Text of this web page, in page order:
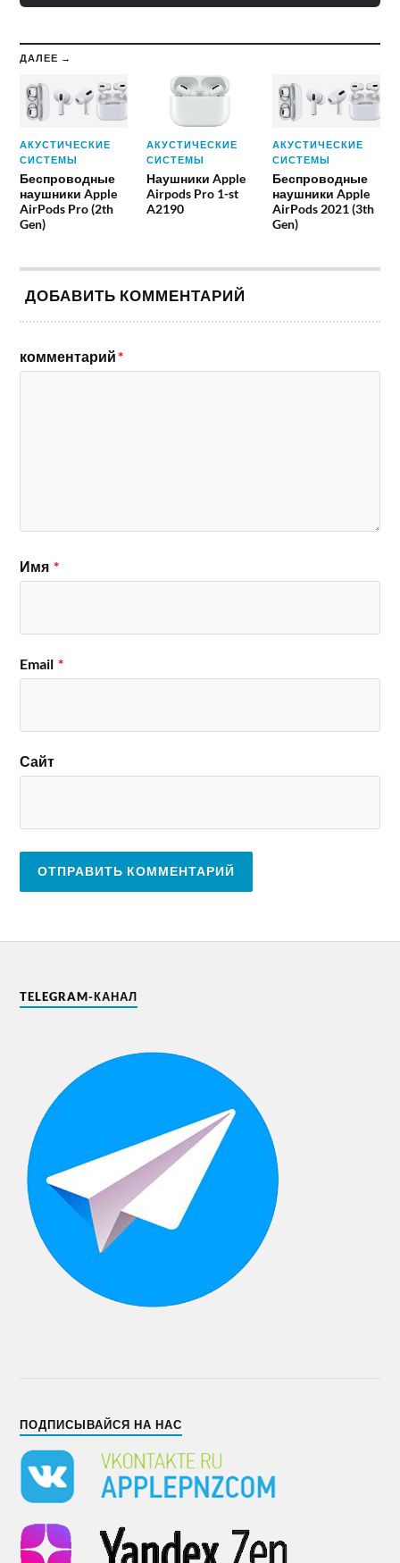
ДАЛЕЕ →
АКУСТИЧЕСКИЕ
СИСТЕМЫ
Беспроводные
наушники Apple
AirPods Pro (2th
Gen)
АКУСТИЧЕСКИЕ
СИСТЕМЫ
Наушники Apple
Airpods Pro 1-st
A2190
АКУСТИЧЕСКИЕ
СИСТЕМЫ
Беспроводные
наушники Apple
AirPods 2021 (3th
Gen)
ДОБАВИТЬ КОММЕНТАРИЙ
комментарий*
Имя *
Email *
Сайт
TELEGRAM-КАНАЛ
ПОДПИСЫВАЙСЯ НА НАС